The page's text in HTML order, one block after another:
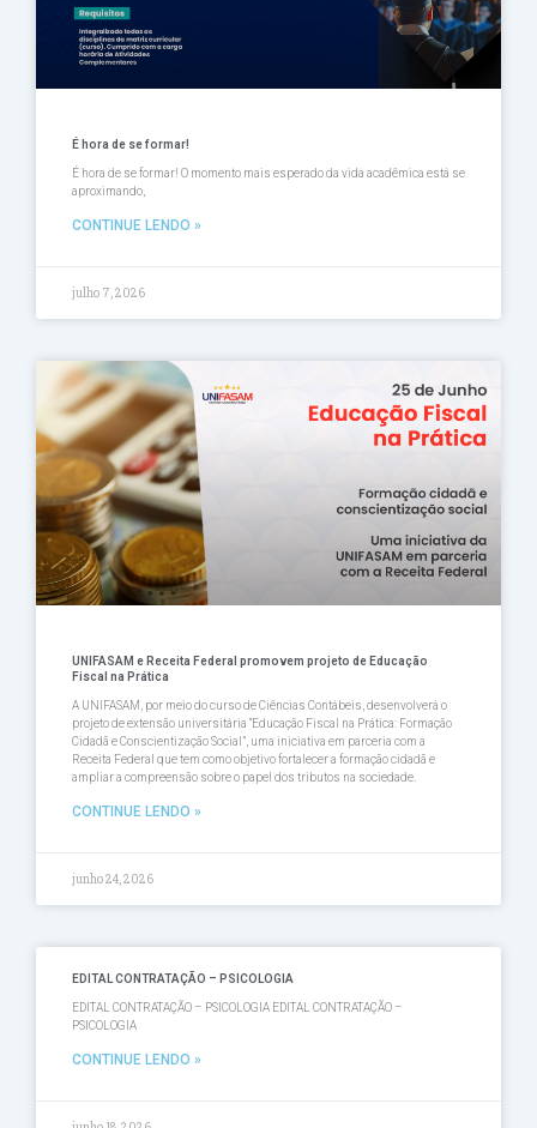
É hora de se formar!
É hora de se formar! O momento mais esperado da vida acadêmica está se
aproximando,
CONTINUE LENDO »
julho 7, 2026
UNIFASAM e Receita Federal promovem projeto de Educação
Fiscal na Prática
A UNIFASAM, por meio do curso de Ciências Contábeis, desenvolverá o
projeto de extensão universitária “Educação Fiscal na Prática: Formação
Cidadã e Conscientização Social”, uma iniciativa em parceria com a
Receita Federal que tem como objetivo fortalecer a formação cidadã e
ampliar a compreensão sobre o papel dos tributos na sociedade.
CONTINUE LENDO »
junho 24, 2026
EDITAL CONTRATAÇÃO – PSICOLOGIA
EDITAL CONTRATAÇÃO – PSICOLOGIA EDITAL CONTRATAÇÃO –
PSICOLOGIA
CONTINUE LENDO »